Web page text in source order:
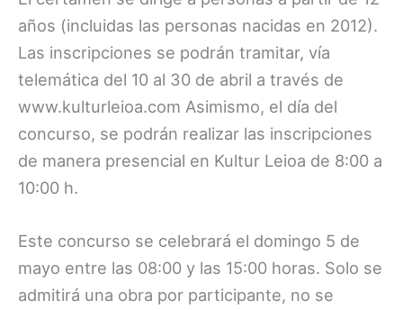
años (incluidas las personas nacidas en 2012).
Las inscripciones se podrán tramitar, vía
telemática del 10 al 30 de abril a través de
www.kulturleioa.com Asimismo, el día del
concurso, se podrán realizar las inscripciones
de manera presencial en Kultur Leioa de 8:00 a
10:00 h.
Este concurso se celebrará el domingo 5 de
mayo entre las 08:00 y las 15:00 horas. Solo se
admitirá una obra por participante, no se